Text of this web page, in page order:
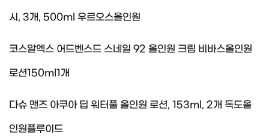
시, 3개, 500ml 우르오스올인원
코스알엑스 어드벤스드 스네일 92 올인원 크림 비바스올인원
로션150ml1개
다슈 맨즈 아쿠아 딥 워터풀 올인원 로션, 153ml, 2개 독도올
인원플루이드